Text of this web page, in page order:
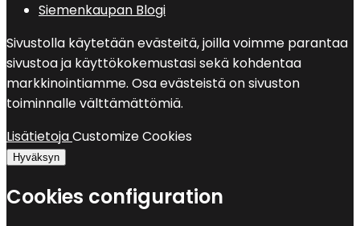
Siemenkaupan Blogi
Sivustolla käytetään evästeitä, joilla voimme parantaa
sivustoa ja käyttökokemustasi sekä kohdentaa
markkinointiamme. Osa evästeistä on sivuston
toiminnalle välttämättömiä.
LisätietojaCustomize Cookies
Hyväksyn
Cookies configuration